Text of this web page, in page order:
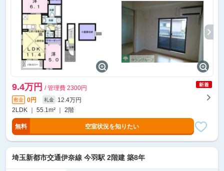
9.4万円 / 管理費 2300円
敷金 0円 礼金
12.4万円
2LDK ｜ 55.1m² ｜ 2階
無料 空室状況を知りたい
埼玉新都市交通伊奈線 今羽駅 2階建 築8年